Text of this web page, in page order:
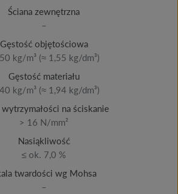
Ściana zewnętrzna
–
Gęstość objętościowa
kg/m³ (≈ 1,55 kg/dm³)
Gęstość materiału
kg/m³ (≈ 1,94 kg/dm³)
wytrzymałości na ściskanie
> 16 N/mm²
Nasiąkliwość
≤ ok. 7,0 %
twardości wg Mohsa
–